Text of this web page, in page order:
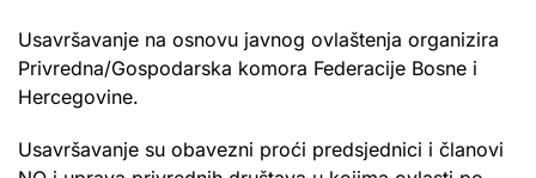
Usavršavanje na osnovu javnog ovlaštenja organizira
Privredna/Gospodarska komora Federacije Bosne i
Hercegovine.
Usavršavanje su obavezni proći predsjednici i članovi